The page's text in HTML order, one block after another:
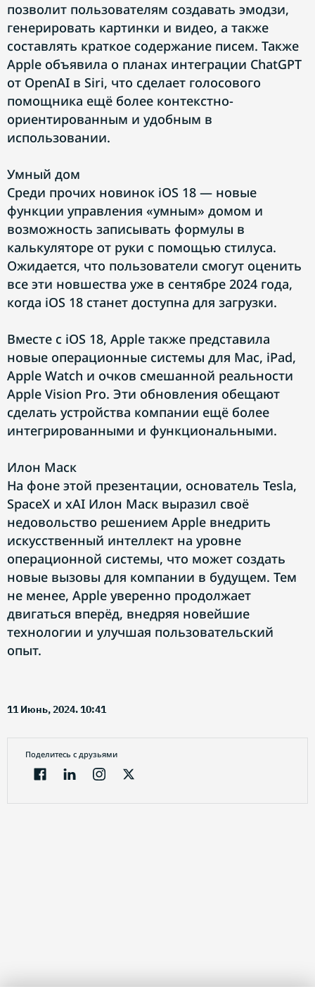
позволит пользователям создавать эмодзи,
генерировать картинки и видео, а также
составлять краткое содержание писем. Также
Apple объявила о планах интеграции ChatGPT
от OpenAI в Siri, что сделает голосового
помощника ещё более контекстно-
ориентированным и удобным в
использовании.
Умный дом
Среди прочих новинок iOS 18 — новые
функции управления «умным» домом и
возможность записывать формулы в
калькуляторе от руки с помощью стилуса.
Ожидается, что пользователи смогут оценить
все эти новшества уже в сентябре 2024 года,
когда iOS 18 станет доступна для загрузки.
Вместе с iOS 18, Apple также представила
новые операционные системы для Mac, iPad,
Apple Watch и очков смешанной реальности
Apple Vision Pro. Эти обновления обещают
сделать устройства компании ещё более
интегрированными и функциональными.
Илон Маск
На фоне этой презентации, основатель Tesla,
SpaceX и xAI Илон Маск выразил своё
недовольство решением Apple внедрить
искусственный интеллект на уровне
операционной системы, что может создать
новые вызовы для компании в будущем. Тем
не менее, Apple уверенно продолжает
двигаться вперёд, внедряя новейшие
технологии и улучшая пользовательский
опыт.
11 Июнь, 2024. 10:41
Поделитесь с друзьями